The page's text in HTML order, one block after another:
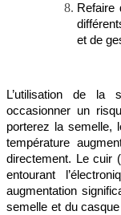
Refaire
et de
L’utilisation de
occasionner un
porterez la
température
directement. Le cuir
entourant
augmentation
semelle et du